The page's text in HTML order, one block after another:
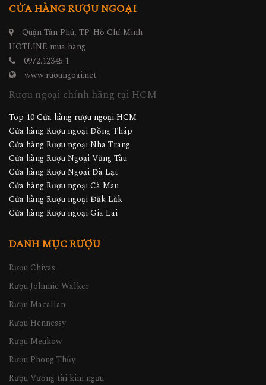
CỬA HÀNG RƯỢU NGOẠI
Quận Tân Phú, TP. Hồ Chí Minh
HOTLINE mua hàng
0972.12345.1
www.ruoungoai.net
Rượu ngoại chính hãng tại HCM
Top 10 Cửa hàng rượu ngoại HCM
Cửa hàng Rượu ngoại Đồng Tháp
Cửa hàng Rượu ngoại Nha Trang
Cửa hàng Rượu Ngoại Vũng Tàu
Cửa hàng Rượu Ngoại Đà Lạt
Cửa hàng Rượu ngoại Cà Mau
Cửa hàng Rượu ngoại Đăk Lăk
Cửa hàng Rượu ngoại Gia Lai
DANH MỤC RƯỢU
Rượu Chivas
Rượu Johnnie Walker
Rượu Macallan
Rượu Hennessy
Rượu Meukow
Rượu Phong Thủy
Rượu Vương tài kim ngưu